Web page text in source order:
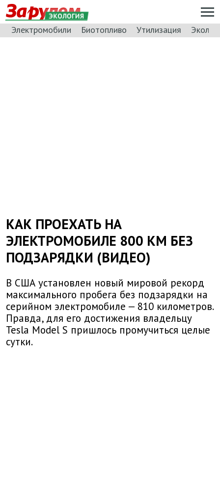
ЭКОЛОГИЯ
Электромобили Биотопливо Утилизация
КАК ПРОЕХАТЬ НА
ЭЛЕКТРОМОБИЛЕ 800 КМ БЕЗ
ПОДЗАРЯДКИ (ВИДЕО)
В США установлен новый мировой рекорд
максимального пробега без подзарядки на
серийном электромобиле — 810 километров.
Правда, для его достижения владельцу
Tesla Model S пришлось промучиться целые
сутки.